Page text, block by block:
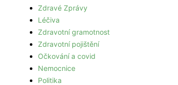
Zdravé Zprávy
Léčiva
Zdravotní gramotnost
Zdravotní pojištění
Očkování a covid
Nemocnice
Politika